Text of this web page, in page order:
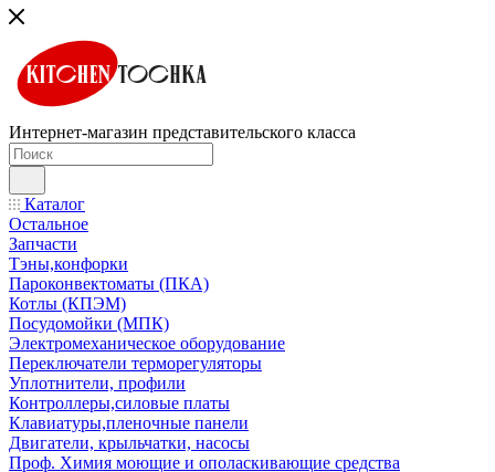
Интернет-магазин представительского класса
Каталог
Остальное
Запчасти
Тэны,конфорки
Пароконвектоматы (ПКА)
Котлы (КПЭМ)
Посудомойки (МПК)
Электромеханическое оборудование
Переключатели терморегуляторы
Уплотнители, профили
Контроллеры,силовые платы
Клавиатуры,пленочные панели
Двигатели, крыльчатки, насосы
Проф. Химия моющие и ополаскивающие средства